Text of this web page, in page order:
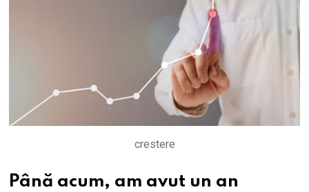
crestere
Până acum, am avut un an